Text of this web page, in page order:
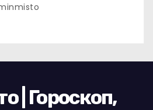
| Гороскоп,